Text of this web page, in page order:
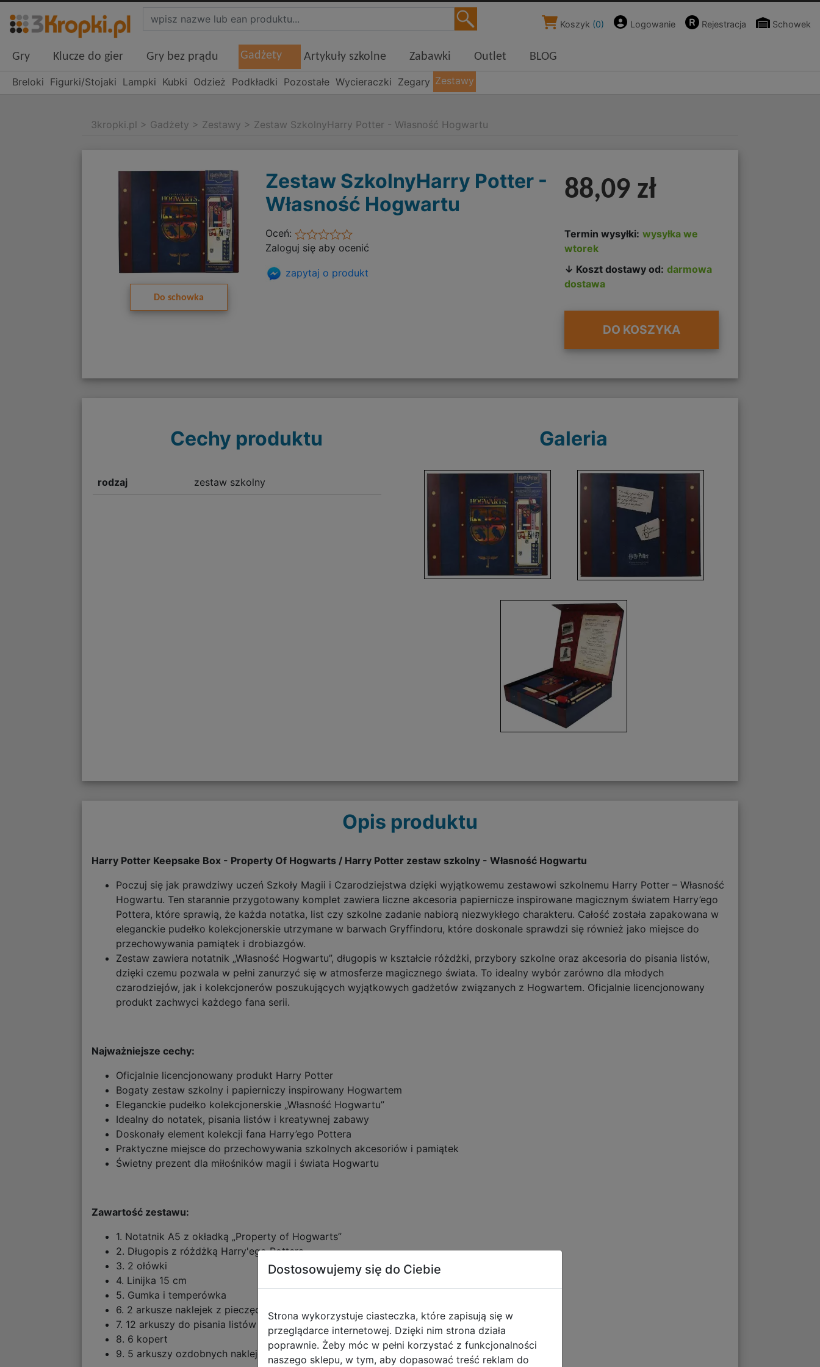
Koszyk (0) Logowanie Rejestracja Schowek
Gry Klucze do gier Gry bez prądu Gadżety Artykuły szkolne Zabawki Outlet BLOG
Breloki Figurki/Stojaki Lampki Kubki Odzież Podkładki Pozostałe Wycieraczki Zegary Zestawy
3kropki.pl > Gadżety > Zestawy > Zestaw SzkolnyHarry Potter - Własność Hogwartu
Do schowka
Zestaw SzkolnyHarry Potter -
Własność Hogwartu
Oceń:
Zaloguj się aby ocenić
zapytaj o produkt
88,09 zł
Termin wysyłki: wysyłka we
wtorek
↓ Koszt dostawy od: darmowa
dostawa
DO KOSZYKA
Cechy produktu
rodzaj zestaw szkolny
Galeria
Opis produktu
Harry Potter Keepsake Box - Property Of Hogwarts / Harry Potter zestaw szkolny - Własność Hogwartu
Poczuj się jak prawdziwy uczeń Szkoły Magii i Czarodziejstwa dzięki wyjątkowemu zestawowi szkolnemu Harry Potter – Własność
Hogwartu. Ten starannie przygotowany komplet zawiera liczne akcesoria papiernicze inspirowane magicznym światem Harry’ego
Pottera, które sprawią, że każda notatka, list czy szkolne zadanie nabiorą niezwykłego charakteru. Całość została zapakowana w
eleganckie pudełko kolekcjonerskie utrzymane w barwach Gryffindoru, które doskonale sprawdzi się również jako miejsce do
przechowywania pamiątek i drobiazgów.
Zestaw zawiera notatnik „Własność Hogwartu”, długopis w kształcie różdżki, przybory szkolne oraz akcesoria do pisania listów,
dzięki czemu pozwala w pełni zanurzyć się w atmosferze magicznego świata. To idealny wybór zarówno dla młodych
czarodziejów, jak i kolekcjonerów poszukujących wyjątkowych gadżetów związanych z Hogwartem. Oficjalnie licencjonowany
produkt zachwyci każdego fana serii.
Najważniejsze cechy:
Oficjalnie licencjonowany produkt Harry Potter
Bogaty zestaw szkolny i papierniczy inspirowany Hogwartem
Eleganckie pudełko kolekcjonerskie „Własność Hogwartu”
Idealny do notatek, pisania listów i kreatywnej zabawy
Doskonały element kolekcji fana Harry’ego Pottera
Praktyczne miejsce do przechowywania szkolnych akcesoriów i pamiątek
Świetny prezent dla miłośników magii i świata Hogwartu
Zawartość zestawu:
1. Notatnik A5 z okładką „Property of Hogwarts”
2. Długopis z różdżką Harry'ego Pottera
3. 2 ołówki
4. Linijka 15 cm
5. Gumka i temperówka
6. 2 arkusze naklejek z pieczęcią Hogwartu
7. 12 arkuszy do pisania listów
8. 6 kopert
9. 5 arkuszy ozdobnych naklejek.
Dostosowujemy się do Ciebie
Strona wykorzystuje ciasteczka, które zapisują się w
przeglądarce internetowej. Dzięki nim strona działa
poprawnie. Żeby móc w pełni korzystać z funkcjonalności
naszego sklepu, w tym, aby dopasować treść reklam do